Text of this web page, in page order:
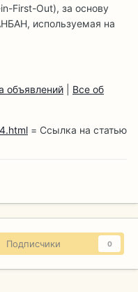
First-Out), за основу
используемая на
объявлений
Все об
= Ссылка на статью
Подписчики 0